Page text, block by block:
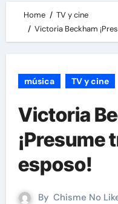
Home
TV y cine
Victoria Beckham
música TV y cine
Victoria
¡Presume
esposo!
By Chisme No